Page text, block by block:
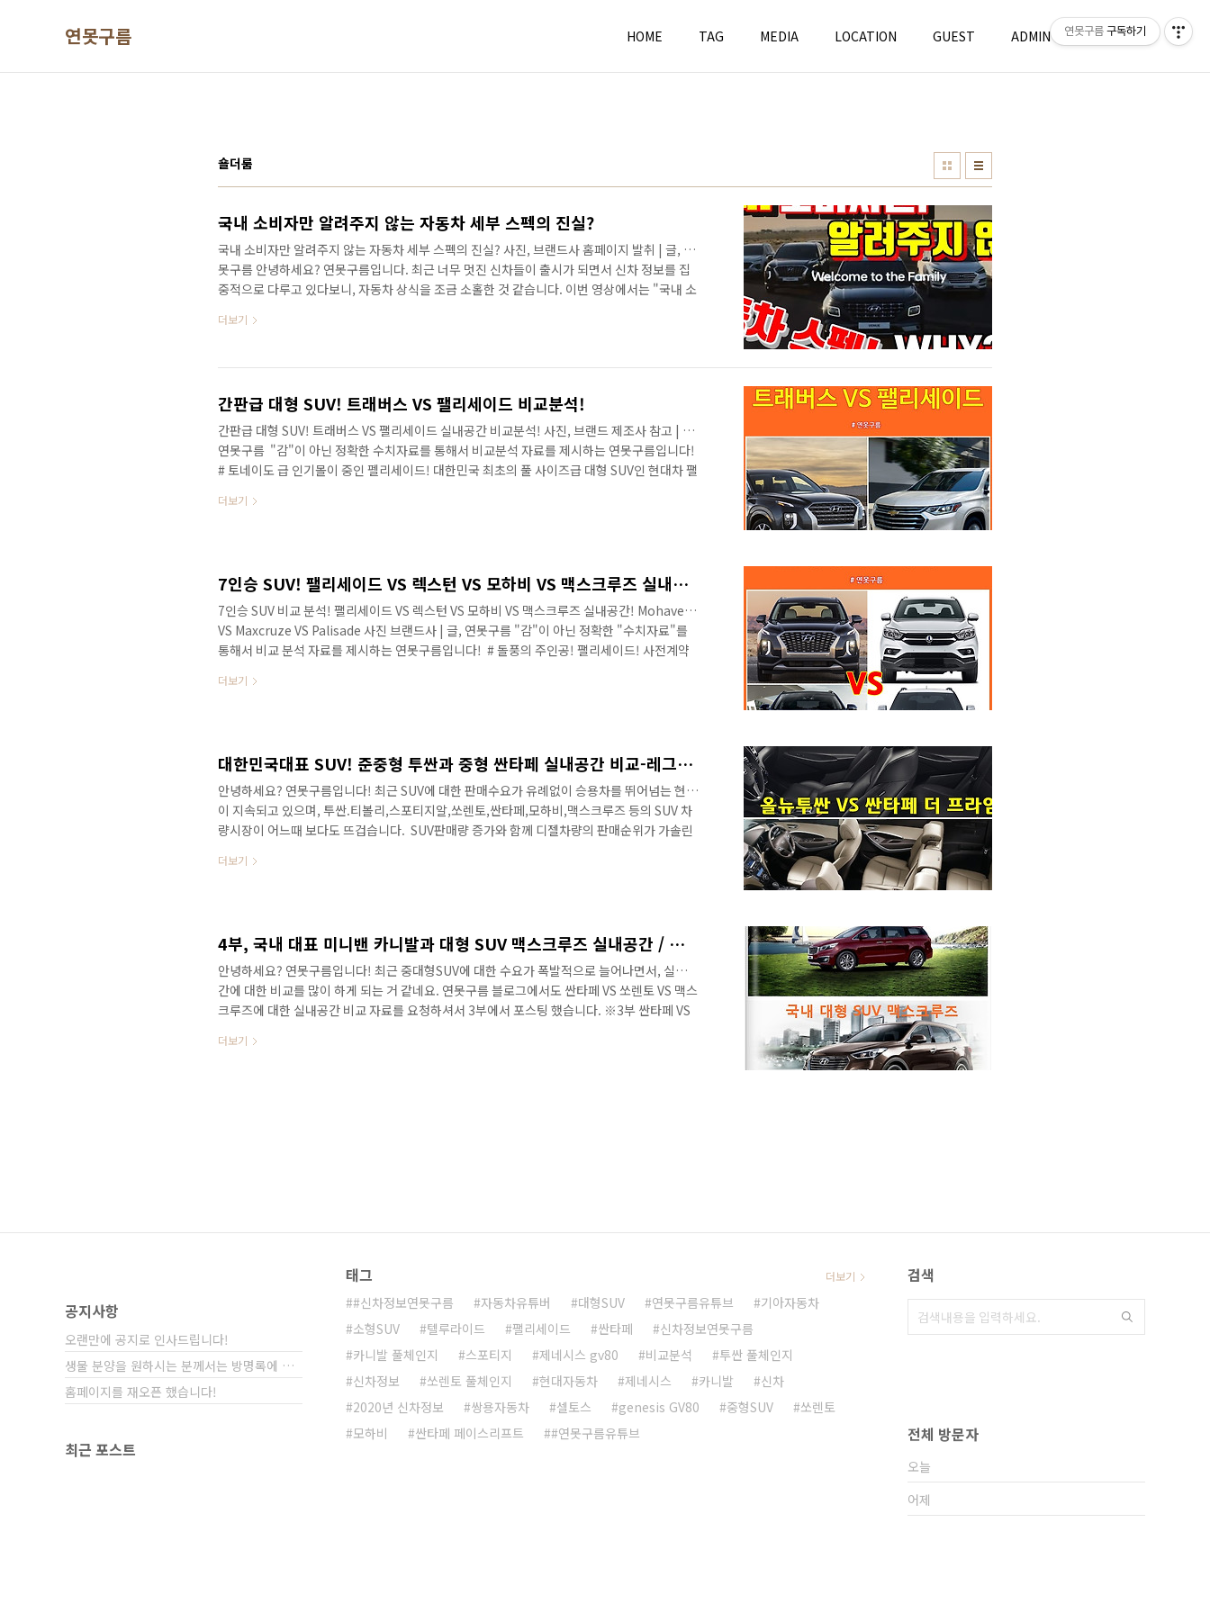
연못구름 HOME TAG MEDIA LOCATION GUEST ADMIN WRITE
숄더룸
국내 소비자만 알려주지 않는 자동차 세부 스펙의 진실? ​
국내 소비자만 알려주지 않는 자동차 세부 스펙의 진실? ​사진, 브랜드사 홈페이지 발취 | 글, 연
못구름 안녕하세요? 연못구름입니다. 최근 너무 멋진 신차들이 출시가 되면서 신차 정보를 집
중적으로 다루고 있다보니, 자동차 상식을 조금 소홀한 것 같습니다. 이번 영상에서는 "국내 소
지 않는 진실을 다가가 보겠습니다. #. 자동차를 구입할 때 꼭 필요한 자동차 세부 스펙 정보! ▲
보는 내가 구입하려는 차량의 정확한 정보 즉 세부스펙이라고 할 수 있습니다. 예를 들면, 1) 이
더보기
간판급 대형 SUV! 트래버스 VS 팰리세이드 비교분석!
간판급 대형 SUV! 트래버스 VS 팰리세이드 실내공간 비교분석! 사진, 브랜드 제조사 참고 | 글,
연못구름 ​ "감"이 아닌 정확한 수치자료를 통해서 비교분석 자료를 제시하는 연못구름입니다!
# 토네이도 급 인기몰이 중인 펠리세이드! 대한민국 최초의 풀 사이즈급 대형 SUV인 현대차 팰
와 관련된 소식이 지면에 가득 채워져 있는 것을 알 수 있습니다. 이 정도의 파급력은 현대자동
더보기
7인승 SUV! 팰리세이드 VS 렉스턴 VS 모하비 VS 맥스크루즈 실내공간! Mohave VS Maxcruze VS Palisade
7인승 SUV 비교 분석! 팰리세이드 VS 렉스턴 VS 모하비 VS 맥스크루즈 실내공간! Mohave
VS Maxcruze VS Palisade 사진 브랜드사 | 글, 연못구름 "감"이 아닌 정확한 "수치자료"를
통해서 비교 분석 자료를 제시하는 연못구름입니다! ​ # 돌풍의 주인공! 팰리세이드! 사전계약
완전히 공개된 이후, 국내에서 공개가 되면서, 초특급 돌풍을 일으키고 있습니다. 넓은 실내공
더보기
대한민국대표 SUV! 준중형 투싼과 중형 싼타페 실내공간 비교-레그룸/헤드룸/힙룸/숄더룸
안녕하세요? 연못구름입니다! 최근 SUV에 대한 판매수요가 유례없이 승용차를 뛰어넘는 현상
이 지속되고 있으며, 투싼.티볼리,스포티지알,쏘렌토,싼타페,모하비,맥스크루즈 등의 SUV 차
량시장이 어느때 보다도 뜨겁습니다. ​ SUV판매량 증가와 함께 디젤차량의 판매순위가 가솔린
​ ​이번 포스팅에서는 준중형 SUV시장을 대표하는 올뉴투싼(이하 투싼)과 중형SUV를 대표하는
더보기
4부, 국내 대표 미니밴 카니발과 대형 SUV 맥스크루즈 실내공간 / 레그룸 / 헤드룸 / 숄더룸 / 힙룸 비교
안녕하세요? 연못구름입니다! 최근 중대형SUV에 대한 수요가 폭발적으로 늘어나면서, 실내공
간에 대한 비교를 많이 하게 되는 거 같네요. 연못구름 블로그에서도 싼타페 VS 쏘렌토 VS 맥스
크루즈에 대한 실내공간 비교 자료를 요청하셔서 3부에서 포스팅 했습니다. ※3부 싼타페 VS
인 카니발과 국내 최대크기의 대형 SUV 맥스크루즈의 실내공간을 비교해 달라는 문의가 있어
더보기
공지사항
오랜만에 공지로 인사드립니다!
생물 분양을 원하시는 분께서는 방명록에 비밀글⋯
홈페이지를 재오픈 했습니다!
최근 포스트
태그
#신차정보연못구름 자동차유튜버 대형SUV 연못구름유튜브
기아자동차
소형SUV
텔루라이드 팰리세이드 싼타페
신차정보연못구름
카니발 풀체인지
스포티지 제네시스 gv80 비교분석
투싼 풀체인지
신차정보
쏘렌토 풀체인지 현대자동차 제네시스 카니발
신차
2020년 신차정보
쌍용자동차 셀토스 genesis GV80 중형SUV
쏘렌토
모하비
싼타페 페이스리프트 #연못구름유튜브
더보기 검색
전체 방문자
오늘
어제
연못구름 구독하기